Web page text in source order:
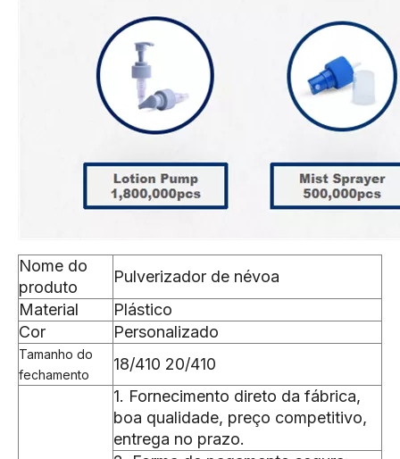
Nome do
produto
Pulverizador de névoa
Material
Plástico
Cor
Personalizado
Tamanho do
fechamento
18/410 20/410
1. Fornecimento direto da fábrica,
boa qualidade, preço competitivo,
entrega no prazo.